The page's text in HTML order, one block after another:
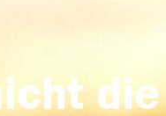
die